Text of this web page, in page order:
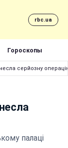
rbc.ua
Гороскопы
серйозну
палаці